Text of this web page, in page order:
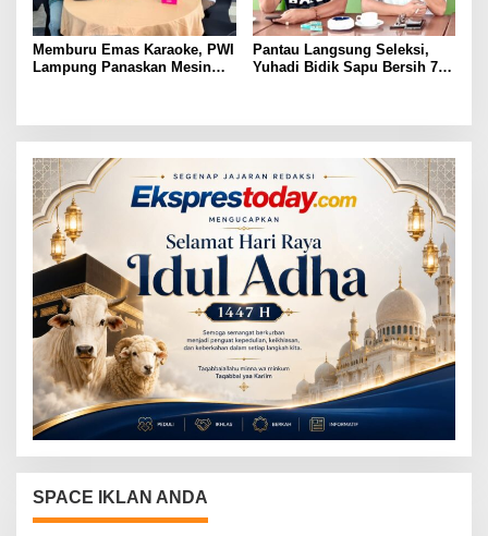
Memburu Emas Karaoke, PWI
Lampung Panaskan Mesin
Pantau Langsung Seleksi,
Yuhadi Bidik Sapu Bersih 7
SPACE IKLAN ANDA